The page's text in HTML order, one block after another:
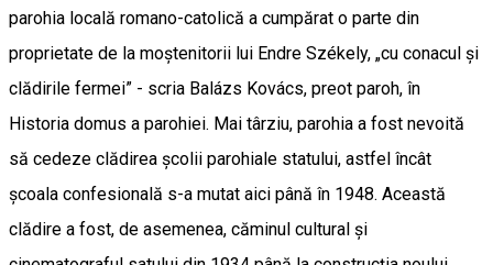
parohia locală romano-catolică a cumpărat o parte din
proprietate de la moștenitorii lui Endre Székely, „cu conacul și
clădirile fermei” - scria Balázs Kovács, preot paroh, în
Historia domus a parohiei. Mai târziu, parohia a fost nevoită
să cedeze clădirea școlii parohiale statului, astfel încât
școala confesională s-a mutat aici până în 1948. Această
clădire a fost, de asemenea, căminul cultural și